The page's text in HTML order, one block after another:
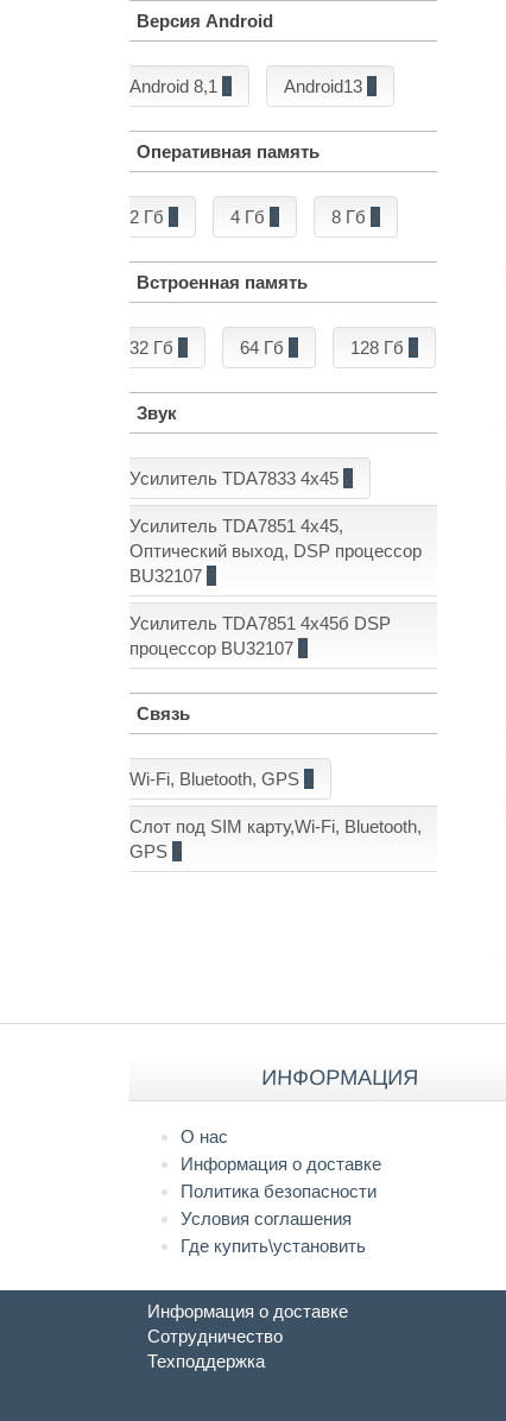
Версия Android
Android 8,1 1 Android13 7
Оперативная память
2 Гб 4 Гб 4 8 Гб
Встроенная память
32 Гб 3 64 Гб 3 128 Гб
Звук
Усилитель TDA7833 4x45
Усилитель TDA7851 4x45,
Оптический выход, DSP процессор
BU32107 5
Усилитель TDA7851 4x45б DSP
процессор BU32107 1
Связь
Wi-Fi, Bluetooth, GPS 1
Слот под SIM карту,Wi-Fi, Bluetooth,
GPS 7
ИНФОРМАЦИЯ
О нас
Информация о доставке
Политика безопасности
Условия соглашения
Где купить\установить
Информация о доставке
Сотрудничество
Техподдержка